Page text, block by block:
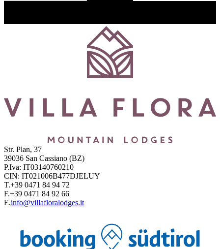
Str. Plan, 37
39036 San Cassiano (BZ)
P.Iva: IT03140760210
CIN: IT021006B477DJELUY
T.+39 0471 84 94 72
F.+39 0471 84 92 66
E.info@villafloralodges.it